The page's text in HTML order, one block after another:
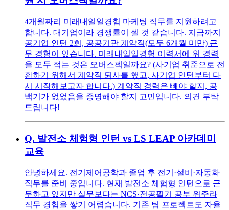
4개월짜리 미래내일일경험 마케팅 직무를 지원하려고
합니다. 대기업이라 경쟁률이 셀 것 같습니다. 지금까지
공기업 인턴 2회, 공공기관 계약직(모두 6개월 미만) 근
무 경험이 있습니다. 미래내일일경험 이력서에 위 경력
을 모두 적는 것은 오버스펙일까요? (사기업 취준으로 전
환하기 위해서 계약직 퇴사를 했고, 사기업 인턴부터 다
시 시작해보고자 합니다.) 계약직 경력은 빼야 할지, 공
백기가 없었음을 증명해야 할지 고민입니다. 의견 부탁
드립니다!
Q. 발전소 체험형 인턴 vs LS LEAP 아카데미
교육
안녕하세요. 전기제어공학과 졸업 후 전기·설비·자동화
직무를 준비 중입니다. 현재 발전소 체험형 인턴으로 근
무하고 있지만 실무보다는 NCS·전공필기 공부 위주라
직무 경험을 쌓기 어렵습니다. 기존 팀 프로젝트도 자율